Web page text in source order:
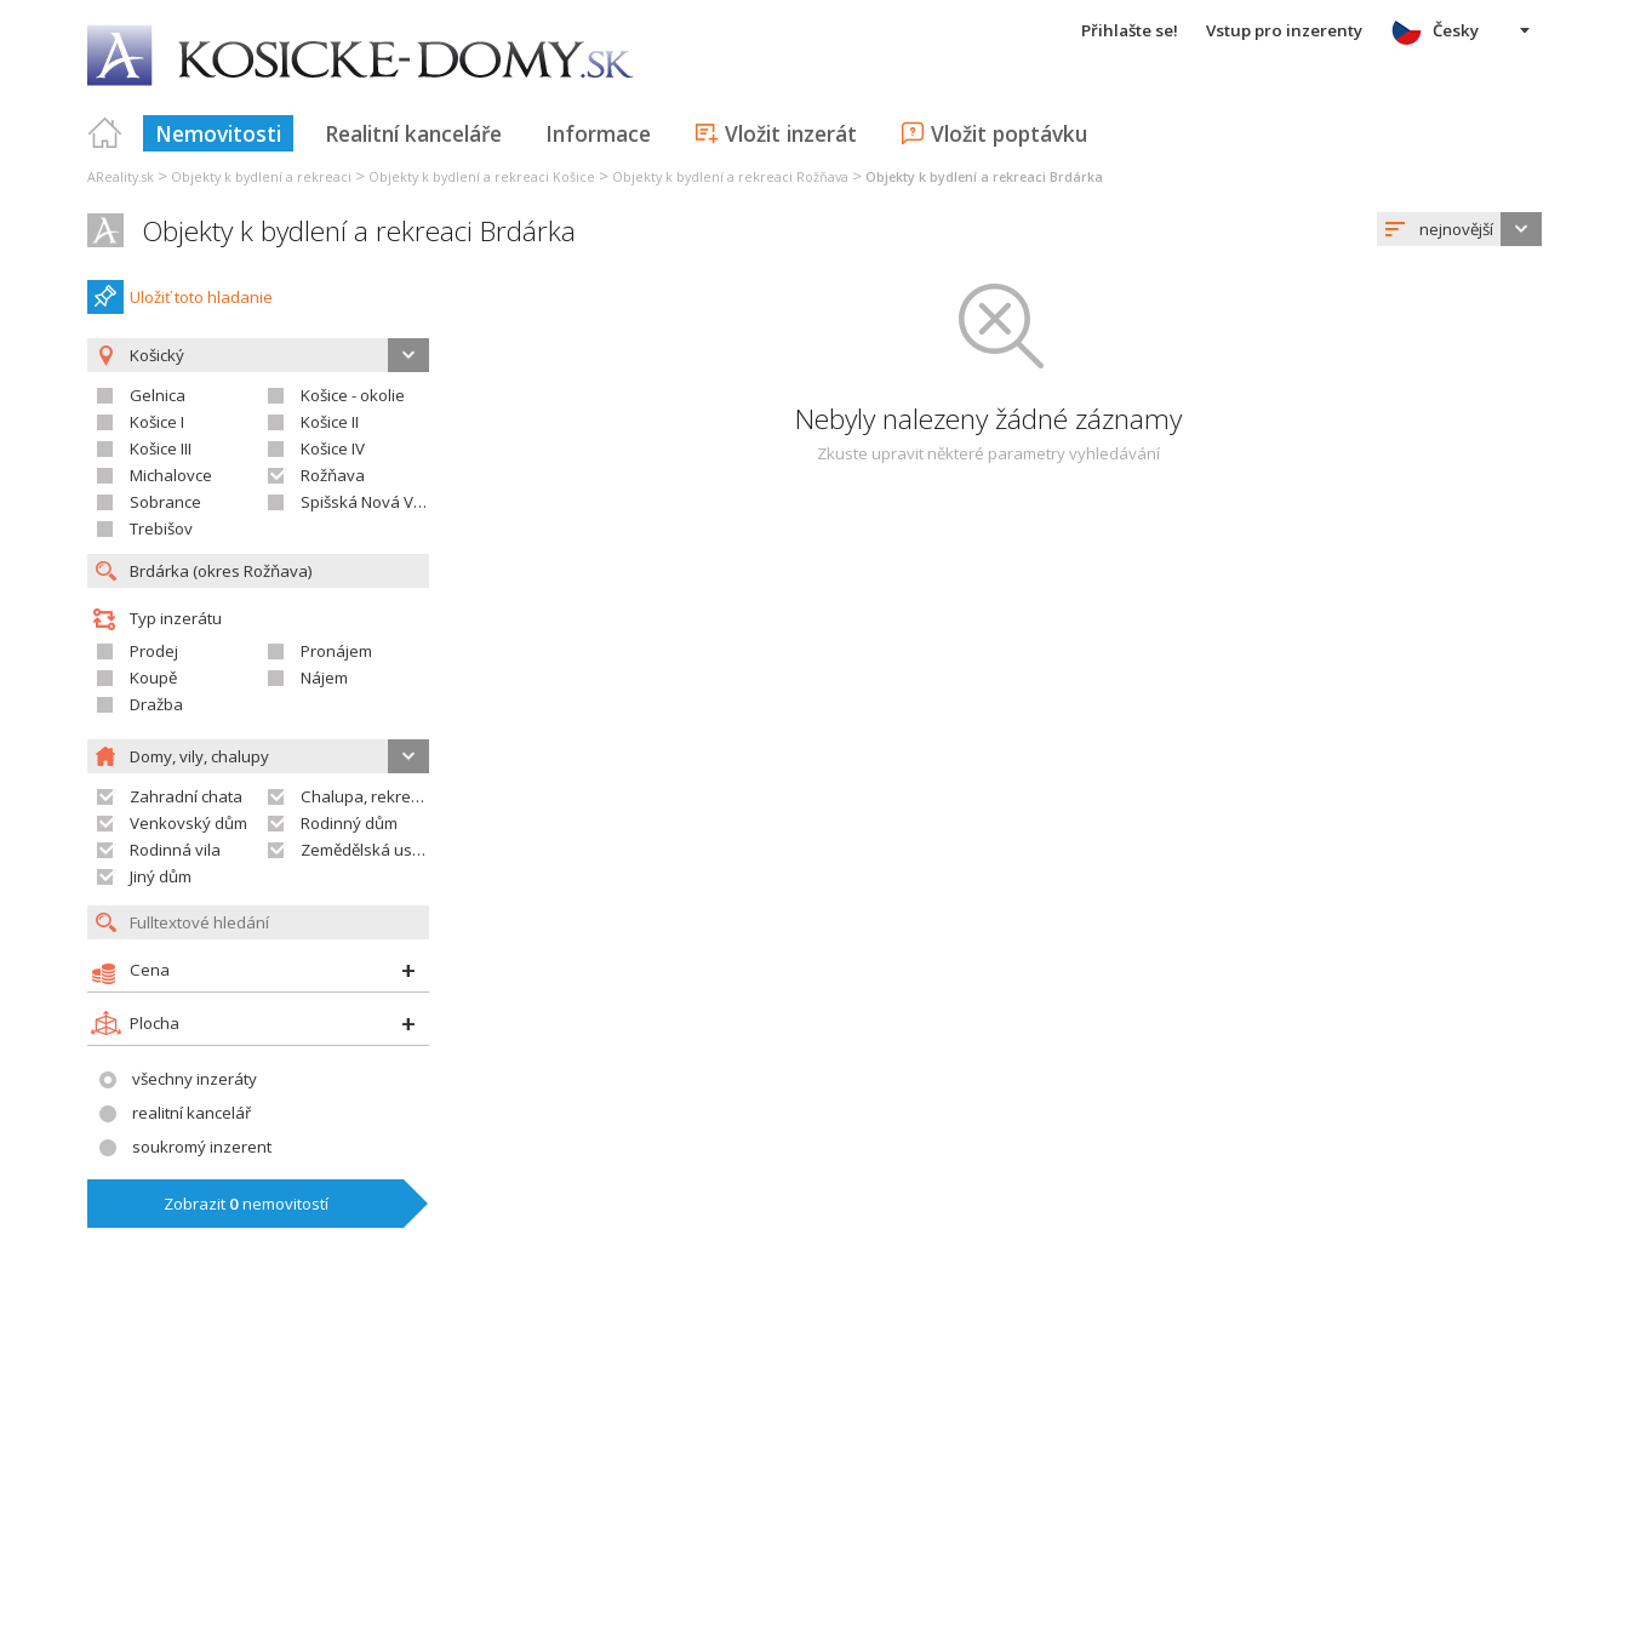
Přihlašte se! Vstup pro inzerenty
Nemovitosti Realitní kanceláře Informace Vložit inzerát Vložit poptávku
Česky
AReality.sk > Objekty k bydlení a rekreaci > Objekty k bydlení a rekreaci Košice > Objekty k bydlení a rekreaci Rožňava > Objekty k bydlení a rekreaci Brdárka
Objekty k bydlení a rekreaci Brdárka nejnovější
Uložiť toto hladanie
Košický
Gelnica
Košice - okolie
Košice I
Košice II
Košice III
Košice IV
Michalovce
Rožňava
Sobrance
Spišská Nová Ves
Trebišov
Typ inzerátu
Prodej
Pronájem
Koupě
Nájem
Dražba
Domy, vily, chalupy
Zahradní chata
Chalupa, rekreační domek
Venkovský dům
Rodinný dům
Rodinná vila
Zemědělská usedlost
Jiný dům
Cena
Plocha
všechny inzeráty
realitní kancelář
soukromý inzerent
Zobrazit 0nemovitostí
Nebyly nalezeny žádné záznamy
Zkuste upravit některé parametry vyhledávání